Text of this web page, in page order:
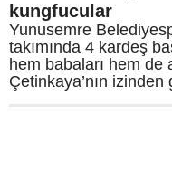
kungfucular
Yunusemre
takımında 4 kardeş
hem babaları hem
Çetinkaya’nın izinden